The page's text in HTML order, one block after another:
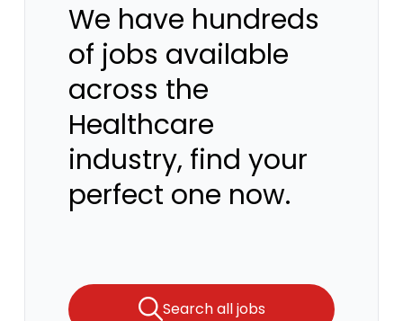
We have hundreds
of jobs available
across the
Healthcare
industry, find your
perfect one now.
Search all jobs